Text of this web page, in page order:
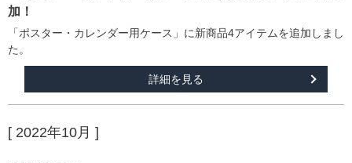
加！
「ポスター・カレンダー用ケース」に新商品4アイテムを追加しまし
た。
詳細を見る
[ 2022年10月 ]